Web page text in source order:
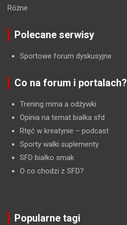
Różne
Polecane serwisy
Sportowe forum dyskusyjne
Co na forum i portalach?
Trening mma a odżywki
Opinia na temat białka sfd
Rtęć w kreatynie – podcast
Sporty walki suplementy
SFD białko smak
O co chodzi z SFD?
Popularne tagi